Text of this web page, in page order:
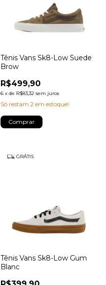
Tênis Vans Sk8-Low Suede
Brow
R$499,90
6 x de R$83,32 sem juros
Só restam 2 em estoque!
Comprar
GRÁTIS
Tênis Vans Sk8-Low Gum
Blanc